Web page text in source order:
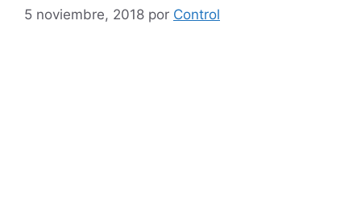
5 noviembre, 2018 por Control